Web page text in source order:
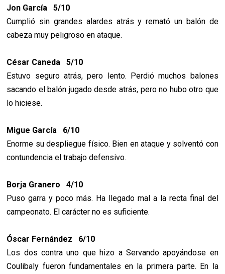
Jon García 5/10
Cumplió sin grandes alardes atrás y remató un balón de
cabeza muy peligroso en ataque.
César Caneda 5/10
Estuvo seguro atrás, pero lento. Perdió muchos balones
sacando el balón jugado desde atrás, pero no hubo otro que
lo hiciese.
Migue García 6/10
Enorme su despliegue físico. Bien en ataque y solventó con
contundencia el trabajo defensivo.
Borja Granero 4/10
Puso garra y poco más. Ha llegado mal a la recta final del
campeonato. El carácter no es suficiente.
Óscar Fernández 6/10
Los dos contra uno que hizo a Servando apoyándose en
Coulibaly fueron fundamentales en la primera parte. En la